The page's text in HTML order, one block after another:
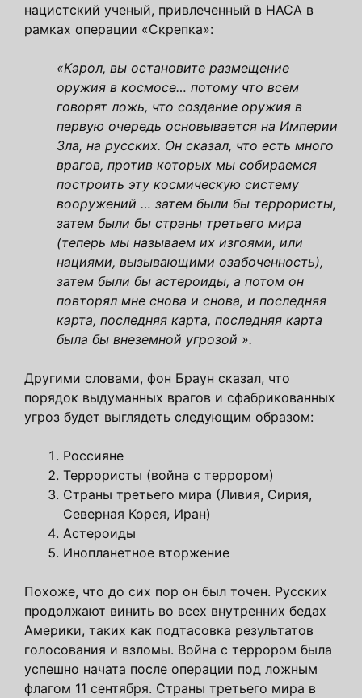
нацистский ученый, привлеченный в НАСА в
рамках операции «Скрепка»:
«Кэрол, вы остановите размещение
оружия в космосе… потому что всем
говорят ложь, что создание оружия в
первую очередь основывается на Империи
Зла, на русских. Он сказал, что есть много
врагов, против которых мы собираемся
построить эту космическую систему
вооружений … затем были бы террористы,
затем были бы страны третьего мира
(теперь мы называем их изгоями, или
нациями, вызывающими озабоченность),
затем были бы астероиды, а потом он
повторял мне снова и снова, и последняя
карта, последняя карта, последняя карта
была бы внеземной угрозой ».
Другими словами, фон Браун сказал, что
порядок выдуманных врагов и сфабрикованных
угроз будет выглядеть следующим образом:
Россияне
Террористы (война с террором)
Страны третьего мира (Ливия, Сирия,
Северная Корея, Иран)
Астероиды
Инопланетное вторжение
Похоже, что до сих пор он был точен. Русских
продолжают винить во всех внутренних бедах
Америки, таких как подтасовка результатов
голосования и взломы. Война с террором была
успешно начата после операции под ложным
флагом 11 сентября. Страны третьего мира в